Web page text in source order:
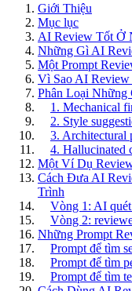
Giới Thiệu
Mục lục
AI Review Tốt Ở
Những Gì AI
Một Prompt
Vì Sao AI
Phân Loại
1. Mechanical
2. Style
3. Architectural
4. Hallucinated
Một Ví Dụ
Cách Đưa AI
Trình
Vòng 1: AI quét
Vòng 2:
Những Prompt
Prompt để tìm
Prompt để tìm
Prompt để tìm